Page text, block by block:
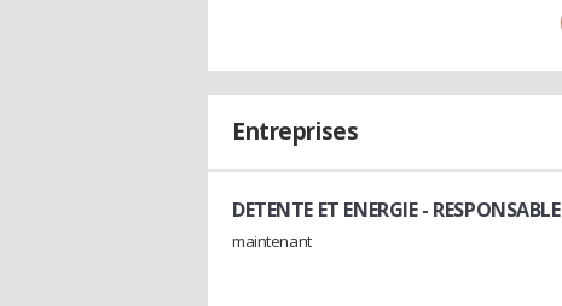
Entreprises
DETENTE ET ENERGIE- RESPONSABLE
maintenant